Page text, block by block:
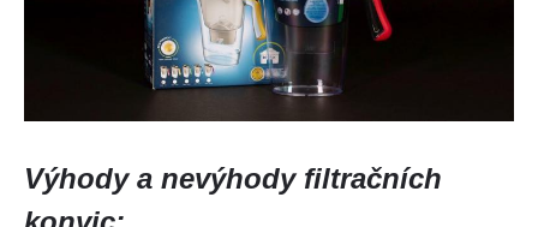
Výhody a nevýhody filtračních